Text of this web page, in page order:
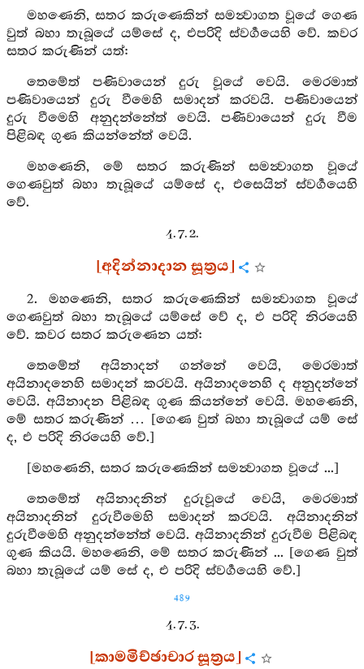
මහණෙනි, සතර කරුණෙකින් සමන්‍වාගත වූයේ ගෙණ
වුත් බහා තැබූයේ යම්සේ ද, එපරිදි ස්‍වර්‍ගයෙහි වේ. කවර
සතර කරුණින් යත්:
තෙමේත් පණිවායෙන් දුරු වූයේ වෙයි. මෙරමාත්
පණිවායෙන් දුරු වීමෙහි සමාදන් කරවයි. පණිවායෙන්
දුරු වීමෙහි අනුදන්නේත් වෙයි. පණිවායෙන් දුරු වීම
පිළිබඳ ගුණ කියන්නේත් වෙයි.
මහණෙනි, මේ සතර කරුණින් සමන්‍වාගත වූයේ
ගෙණවුත් බහා තැබූයේ යම්සේ ද, එසෙයින් ස්වර්‍ගයෙහි
වේ.
4. 7. 2.
[අදින්නාදාන සූත්‍රය]
2. මහණෙනි, සතර කරුණෙකින් සමන්‍වාගත වූයේ
ගෙණවුත් බහා තැබූයේ යම්සේ වේ ද, එ පරිදි නිරයෙහි
වේ. කවර සතර කරුණෙන යත්:
තෙමේත් අයිනාදන් ගන්නේ වෙයි, මෙරමාත්
අයිනාදනෙහි සමාදන් කරවයි. අයිනාදනෙහි ද අනුදන්නේ
වෙයි. අයිනාදන පිළිබඳ ගුණ කියන්නේ වෙයි. මහණෙනි,
මේ සතර කරුණින් … [ගෙණ වුත් බහා තැබූයේ යම් සේ
ද, එ පරිදි නිරයෙහි වේ.]
[මහණෙනි, සතර කරුණෙකින් සමන්‍වාගත වූයේ ...]
තෙමේත් අයිනාදනින් දුරුවූයේ වෙයි, මෙරමාත්
අයිනාදනින් දුරුවීමෙහි සමාදන් කරවයි. අයිනාදනින්
දුරුවීමෙහි අනුදන්නේත් වෙයි. අයිනාදනින් දුරුවීම පිළිබඳ
ගුණ කියයි. මහණෙනි, මේ සතර කරුණින් ... [ගෙණ වුත්
බහා තැබූයේ යම් සේ ද, එ පරිදි ස්‍වර්‍ගයෙහි වේ.]
489
4. 7. 3.
[කාමමිච්ඡාචාර සූත්‍රය]